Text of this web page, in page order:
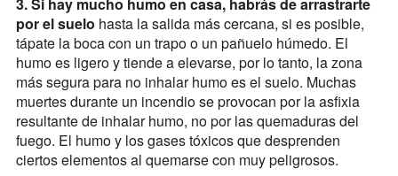
por el suelo hasta la salida más cercana, si es posible,
tápate la boca con un trapo o un pañuelo húmedo. El
humo es ligero y tiende a elevarse, por lo tanto, la zona
más segura para no inhalar humo es el suelo. Muchas
muertes durante un incendio se provocan por la asfixia
resultante de inhalar humo, no por las quemaduras del
fuego. El humo y los gases tóxicos que desprenden
ciertos elementos al quemarse con muy peligrosos.